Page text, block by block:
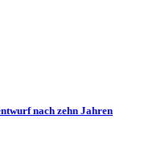
nach zehn Jahren